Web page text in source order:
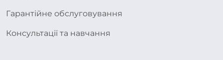
Гарантійне обслуговування
Консультації та навчання